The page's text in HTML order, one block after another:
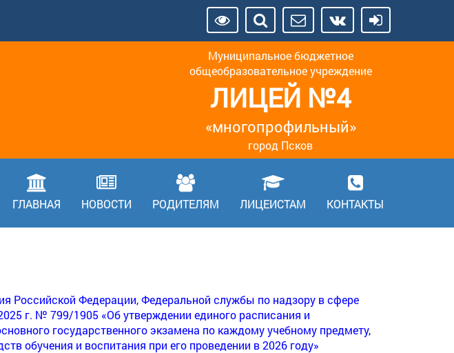
Муниципальное бюджетное
общеобразовательное учреждение
ЛИЦЕЙ №4
«многопрофильный»
город Псков
ГЛАВНАЯ НОВОСТИ РОДИТЕЛЯМ ЛИЦЕИСТАМ КОНТАКТЫ
Российской Федерации, Федеральной службы по надзору в сфере
г. № 799/1905 «Об утверждении единого расписания и
государственного экзамена по каждому учебному предмету,
обучения и воспитания при его проведении в 2026 году»